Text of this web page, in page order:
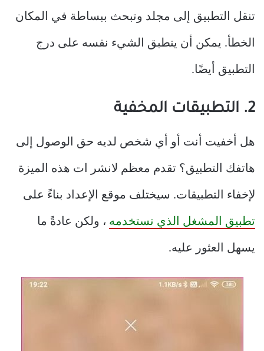
تنقل التطبيق إلى مجلد وتبحث ببساطة في المكان
الخطأ. يمكن أن ينطبق الشيء نفسه على درج
التطبيق أيضًا.
2. التطبيقات المخفية
هل أخفيت أنت أو أي شخص لديه حق الوصول إلى
هاتفك التطبيق؟ تقدم معظم لانشر ات هذه الميزة
لإخفاء التطبيقات. سيختلف موقع الإعداد بناءً على
تطبيق المشغل الذي تستخدمه ، ولكن عادةً ما
يسهل العثور عليه.